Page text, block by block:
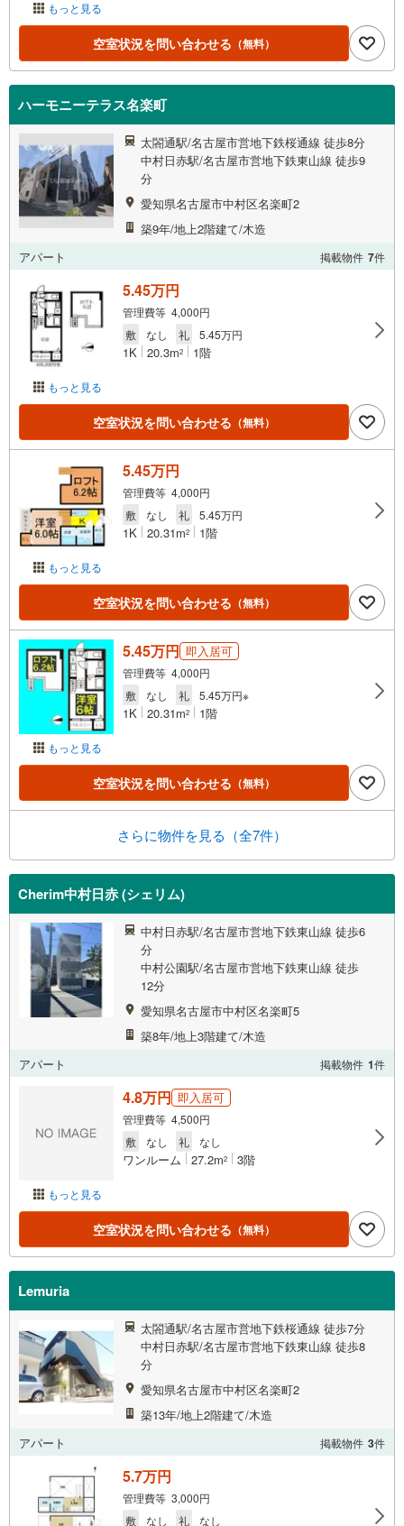
もっと見る
空室状況を問い合わせる （無料）
ハーモニーテラス名楽町
太閤通駅/名古屋市営地下鉄桜通線 徒歩8分
中村日赤駅/名古屋市営地下鉄東山線 徒歩9
分
愛知県名古屋市中村区名楽町2
築9年/地上2階建て/木造
アパート
掲載物件 7件
もっと見る
5.45万円
管理費等 4,000円
敷
なし 礼 5.45万円
1K 20.3m2 1階
空室状況を問い合わせる （無料）
もっと見る
5.45万円
管理費等 4,000円
敷
なし 礼 5.45万円
1K 20.31m2 1階
空室状況を問い合わせる （無料）
もっと見る
5.45万円 即入居可
管理費等 4,000円
敷
なし 礼 5.45万円※
1K 20.31m2 1階
空室状況を問い合わせる （無料）
さらに物件を見る（全7件）
Cherim中村日赤 (シェリム)
中村日赤駅/名古屋市営地下鉄東山線 徒歩6
分
中村公園駅/名古屋市営地下鉄東山線 徒歩
12分
愛知県名古屋市中村区名楽町5
築8年/地上3階建て/木造
アパート
掲載物件 1件
もっと見る
4.8万円 即入居可
管理費等 4,500円
敷
なし 礼 なし
ワンルーム 27.2m2 3階
空室状況を問い合わせる （無料）
Lemuria
太閤通駅/名古屋市営地下鉄桜通線 徒歩7分
中村日赤駅/名古屋市営地下鉄東山線 徒歩8
分
愛知県名古屋市中村区名楽町2
築13年/地上2階建て/木造
アパート
掲載物件 3件
5.7万円
管理費等 3,000円
敷
なし 礼 なし